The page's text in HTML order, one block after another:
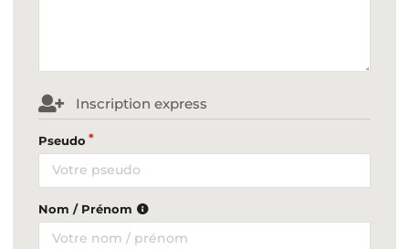
Inscription express
Pseudo
Nom / Prénom